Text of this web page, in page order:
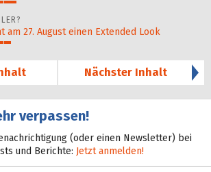
am 27. August einen Extended Look
Nächster Inhalt
verpassen!
(oder einen Newsletter) bei
und Berichte: Jetzt anmelden!